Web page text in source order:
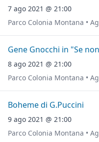
7 ago 2021 @ 21:00
Parco Colonia Montana •
Gene Gnocchi in "Se
8 ago 2021 @ 21:00
Parco Colonia Montana •
Boheme di G.Puccini
9 ago 2021 @ 21:00
Parco Colonia Montana •